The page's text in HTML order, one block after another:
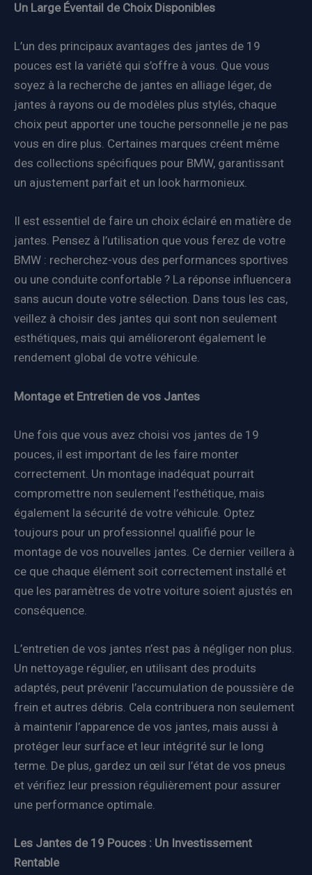
Un Large Éventail de Choix Disponibles
L’un des principaux avantages des jantes de 19
pouces est la variété qui s’offre à vous. Que vous
soyez à la recherche de jantes en alliage léger, de
jantes à rayons ou de modèles plus stylés, chaque
choix peut apporter une touche personnelle je ne pas
vous en dire plus. Certaines marques créent même
des collections spécifiques pour BMW, garantissant
un ajustement parfait et un look harmonieux.
Il est essentiel de faire un choix éclairé en matière de
jantes. Pensez à l’utilisation que vous ferez de votre
BMW : recherchez-vous des performances sportives
ou une conduite confortable ? La réponse influencera
sans aucun doute votre sélection. Dans tous les cas,
veillez à choisir des jantes qui sont non seulement
esthétiques, mais qui amélioreront également le
rendement global de votre véhicule.
Montage et Entretien de vos Jantes
Une fois que vous avez choisi vos jantes de 19
pouces, il est important de les faire monter
correctement. Un montage inadéquat pourrait
compromettre non seulement l’esthétique, mais
également la sécurité de votre véhicule. Optez
toujours pour un professionnel qualifié pour le
montage de vos nouvelles jantes. Ce dernier veillera à
ce que chaque élément soit correctement installé et
que les paramètres de votre voiture soient ajustés en
conséquence.
L’entretien de vos jantes n’est pas à négliger non plus.
Un nettoyage régulier, en utilisant des produits
adaptés, peut prévenir l’accumulation de poussière de
frein et autres débris. Cela contribuera non seulement
à maintenir l’apparence de vos jantes, mais aussi à
protéger leur surface et leur intégrité sur le long
terme. De plus, gardez un œil sur l’état de vos pneus
et vérifiez leur pression régulièrement pour assurer
une performance optimale.
Les Jantes de 19 Pouces : Un Investissement
Rentable